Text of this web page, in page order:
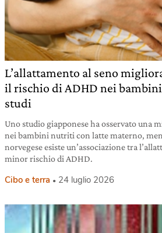
L’allattamento al seno
il rischio di ADHD nei
studi
Uno studio giapponese ha osservato una
nei bambini nutriti con latte materno,
norvegese esiste un’associazione tra
minor rischio di ADHD.
Cibo e terra 24 luglio 2026